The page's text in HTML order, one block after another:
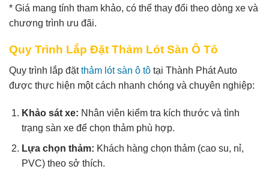
* Giá mang tính tham khảo, có thể thay đổi theo dòng xe và
chương trình ưu đãi.
Quy Trình Lắp Đặt Thảm Lót Sàn Ô Tô
Quy trình lắp đặtthảm lót sàn ô tô tại Thành Phát Auto
được thực hiện một cách nhanh chóng và chuyên nghiệp:
Khảo sát xe: Nhân viên kiểm tra kích thước và tình
trạng sàn xe để chọn thảm phù hợp.
Lựa chọn thảm: Khách hàng chọn thảm (cao su, nỉ,
PVC) theo sở thích.